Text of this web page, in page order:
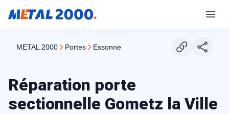
METAL 2000 portes essonne
Réparation porte
sectionnelle Gometz la Ville